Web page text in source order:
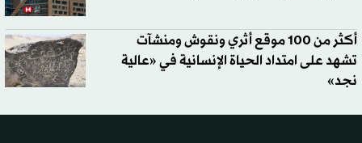
أكثر من 100 موقع أثري ونقوش ومنشآت
تشهد على امتداد الحياة الإنسانية في «عالية
نجد»